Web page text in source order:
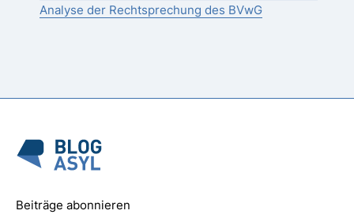
Analyse der Rechtsprechung des BVwG
Beiträge abonnieren